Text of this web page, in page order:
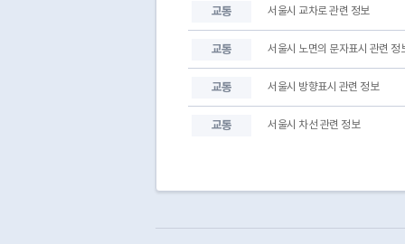
001
교통 서울시 교차로 관련 정보
교통 서울시 노면의 문자표시 관련 정
교통 서울시 방향표시 관련 정보
교통 서울시 차선 관련 정보